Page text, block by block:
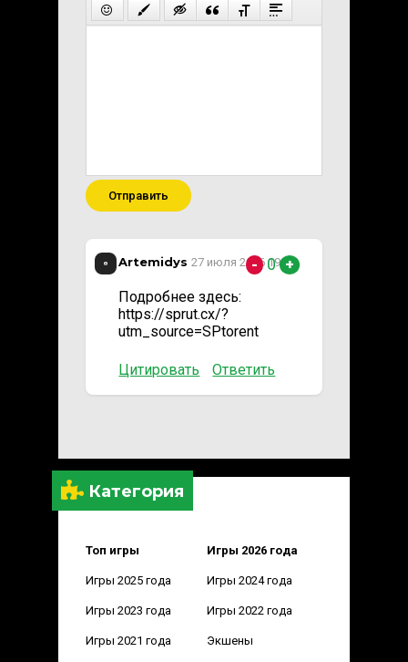
Категория
Топ игры Игры 2026 года
Игры 2025 года Игры 2024 года
Игры 2023 года Игры 2022 года
Игры 2021 года Экшены
Отправить
Artemidys 27 июля 2026 19:54
Подробнее здесь:
https://sprut.cx/?
utm_source=SPtorent
Цитировать Ответить
- 0 +